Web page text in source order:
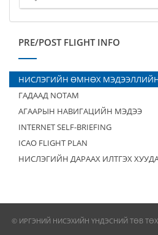
PRE/POST FLIGHT INFO
НИСЛЭГИЙН ӨМНӨХ
ГАДААД NOTAM
АГААРЫН НАВИГАЦИЙН МЭДЭЭ
INTERNET SELF-BRIEFING
ICAO FLIGHT PLAN
НИСЛЭГИЙН ДАРААХ ИЛТГЭХ
© ИРГЭНИЙ НИСЭХИЙН ҮНДЭСНИЙ ТӨВ